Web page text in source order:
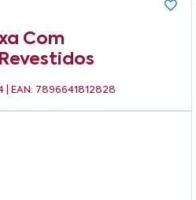
Com
| EAN: 7896641812828